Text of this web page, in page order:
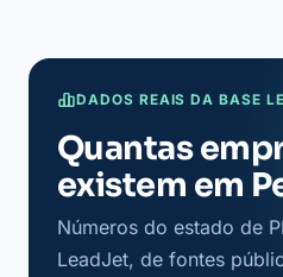
DADOS REAIS DA BASE
Quantas
existem em
Números do estado de
LeadJet, de fontes